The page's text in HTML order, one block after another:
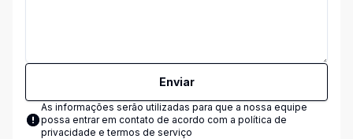
Enviar
As informações serão utilizadas para que a nossa equipe
possa entrar em contato de acordo com a política de
privacidade e termos de serviço